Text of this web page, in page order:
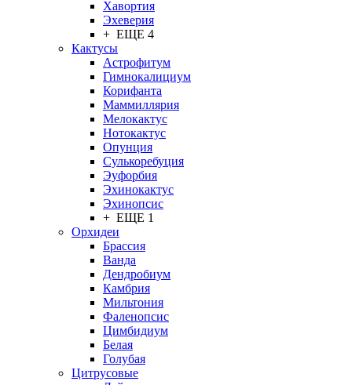
Хавортия
Эхеверия
+ ЕЩЕ 4
Кактусы
Астрофитум
Гимнокалициум
Корифанта
Маммиллярия
Мелокактус
Нотокактус
Опунция
Сулькоребуция
Эуфорбия
Эхинокактус
Эхинопсис
+ ЕЩЕ 1
Орхидеи
Брассия
Ванда
Дендробиум
Камбрия
Мильтония
Фаленопсис
Цимбидиум
Белая
Голубая
Цитрусовые